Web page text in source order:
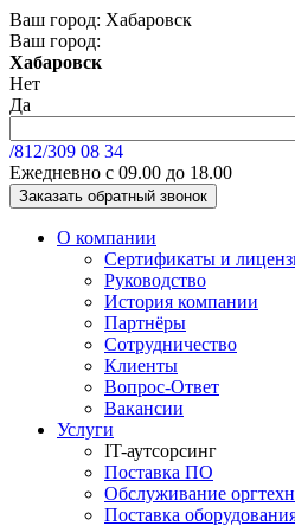
Ваш город: Хабаровск
Ваш город:
Хабаровск
Нет
Да
/812/309 08 34
Ежедневно с 09.00 до 18.00
Заказать обратный звонок
О компании
Сертификаты и
Руководство
История компании
Партнёры
Сотрудничество
Клиенты
Вопрос-Ответ
Вакансии
Услуги
IT-аутсорсинг
Поставка ПО
Обслуживание
Поставка